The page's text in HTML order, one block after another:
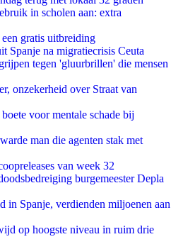
in scholen aan: extra
gratis uitbreiding
Spanje na migratiecrisis Ceuta
tegen 'gluurbrillen' die mensen
onzekerheid over Straat van
voor mentale schade bij
man die agenten stak met
van week 32
burgemeester Depla
in Spanje, verdienden miljoenen aan
op hoogste niveau in ruim drie